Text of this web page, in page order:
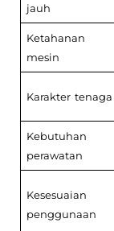
jauh
Ketahanan
mesin
Karakter tenaga
Kebutuhan
perawatan
Kesesuaian
penggunaan